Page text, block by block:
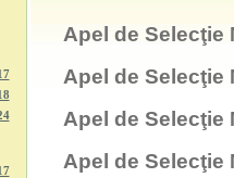
Apel de Selecţie
Apel de Selecţie
Apel de Selecţie
Apel de Selecţie